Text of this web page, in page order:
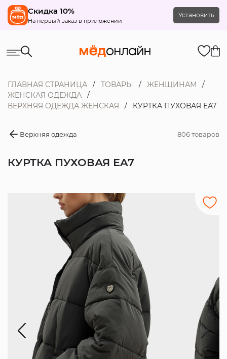
Скидка 10%
На первый заказ в приложении
Установить
ГЛАВНАЯ СТРАНИЦА ТОВАРЫ
ЖЕНЩИНАМ
ЖЕНСКАЯ ОДЕЖДА
ВЕРХНЯЯ ОДЕЖДА ЖЕНСКАЯ
КУРТКА ПУХОВАЯ EA7
Верхняя одежда 806 товаров
КУРТКА ПУХОВАЯ EA7